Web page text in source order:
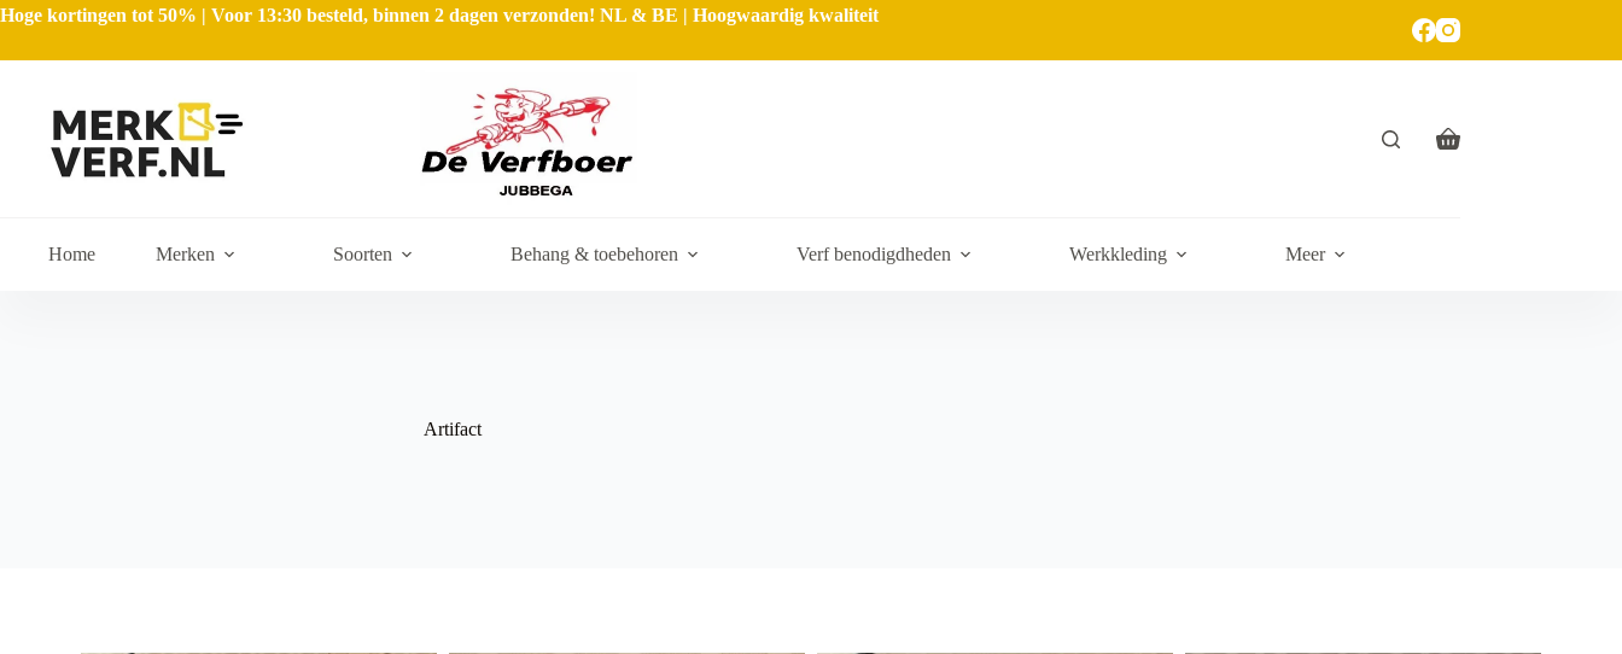
Hoge kortingen tot 50% | Voor 13:30 besteld, binnen 2 dagen verzonden! NL & BE | Hoogwaardig kwaliteit
Home Merken Soorten Behang & toebehoren Verf benodigdheden Werkkleding Meer
Artifact